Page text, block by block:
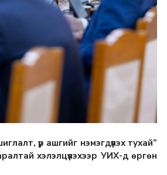
үр ашгийг нэмэгдүүлэх тухай”
хэлэлцүүлэхээр УИХ-д өргөн